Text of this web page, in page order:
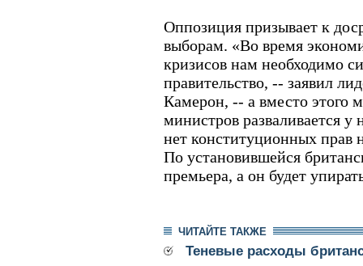
Оппозиция призывает к
выборам. «Во время
кризисов нам необходимо
правительство, -- заявил
Камерон, -- а вместо этого
министров разваливается у
нет конституционных прав
По установившейся
премьера, а он будет
ЧИТАЙТЕ ТАКЖЕ
Теневые расходы